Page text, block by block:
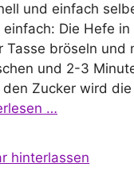
und einfach
einfach: Die Hefe in
Tasse bröseln und
und 2-3
den Zucker wird
…
hinterlassen